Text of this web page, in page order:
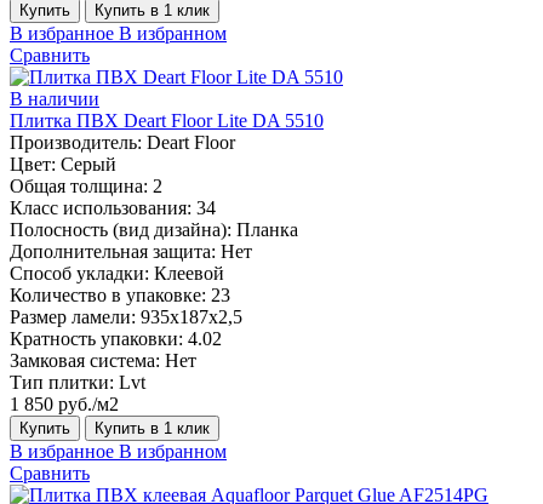
Купить Купить в 1 клик
В избранное В избранном
Сравнить
В наличии
Плитка ПВХ Deart Floor Lite DA 5510
Производитель: Deart Floor
Цвет: Серый
Общая толщина: 2
Класс использования: 34
Полосность (вид дизайна): Планка
Дополнительная защита: Нет
Способ укладки: Клеевой
Количество в упаковке: 23
Размер ламели: 935x187x2,5
Кратность упаковки: 4.02
Замковая система: Нет
Тип плитки: Lvt
1 850 руб./м2
Купить Купить в 1 клик
В избранное В избранном
Сравнить